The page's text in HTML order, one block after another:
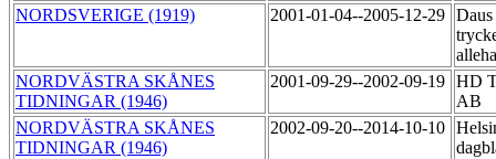
NORDSVERIGE (1919)
2001-01-04--2005-12-29 Daus
NORDVÄSTRA SKÅNES
TIDNINGAR (1946)
2001-09-29--2002-09-19 HD
AB
NORDVÄSTRA SKÅNES
TIDNINGAR (1946)
2002-09-20--2014-10-10